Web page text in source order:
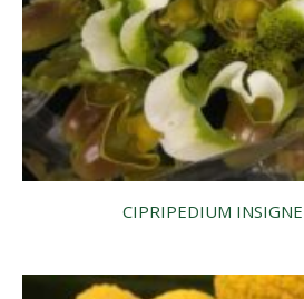
CIPRIPEDIUM